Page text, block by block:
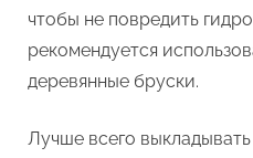
чтобы не повредить
рекомендуется
деревянные бруски.
Лучше всего